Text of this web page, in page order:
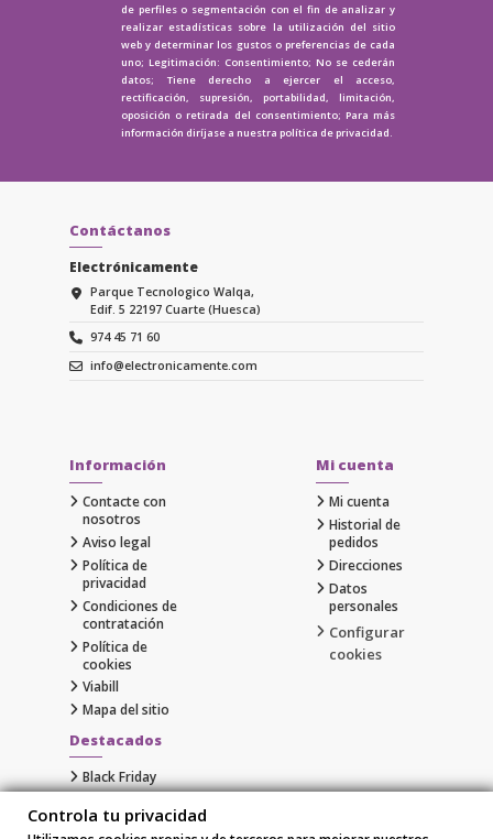
de perfiles o segmentación con el fin de analizar y
realizar estadísticas sobre la utilización del sitio
web y determinar los gustos o preferencias de cada
uno; Legitimación: Consentimiento; No se cederán
datos; Tiene derecho a ejercer el acceso,
rectificación, supresión, portabilidad, limitación,
oposición o retirada del consentimiento; Para más
información diríjase a nuestra política de privacidad.
Contáctanos
Electrónicamente
Parque Tecnologico Walqa,
Edif. 5 22197 Cuarte (Huesca)
974 45 71 60
info@electronicamente.com
Información
Contacte con
nosotros
Aviso legal
Política de
privacidad
Condiciones de
contratación
Política de
cookies
Viabill
Mapa del sitio
Mi cuenta
Mi cuenta
Historial de
pedidos
Direcciones
Datos
personales
Configurar
cookies
Destacados
Black Friday
Gaming
Controla tu privacidad